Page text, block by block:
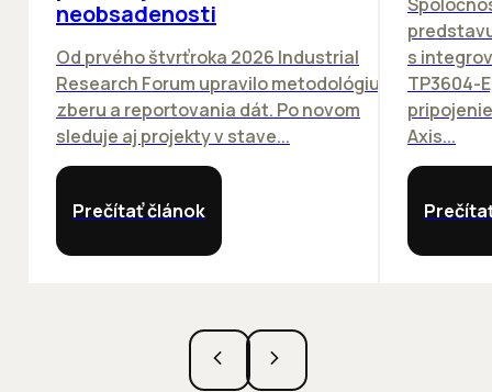
neobsadenosti
Od prvého štvrťroka 2026 Industrial
Research Forum upravilo metodológiu
zberu a reportovania dát. Po novom
sleduje aj projekty v stave...
Prečítať článok
s
TP3604-
Axis...